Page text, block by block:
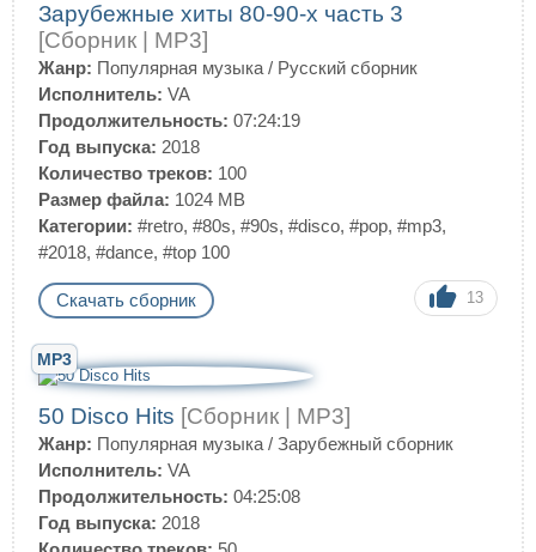
Зарубежные хиты 80-90-х часть 3
[Сборник | MP3]
Жанр: Популярная музыка / Русский сборник
Исполнитель: VA
Продолжительность: 07:24:19
Год выпуска: 2018
Количество треков: 100
Размер файла: 1024 MB
Категории: #retro, #80s, #90s, #disco, #pop, #mp3,
#2018, #dance, #top 100
Скачать сборник 13
MP3
50 Disco Hits [Сборник | MP3]
Жанр: Популярная музыка / Зарубежный сборник
Исполнитель: VA
Продолжительность: 04:25:08
Год выпуска: 2018